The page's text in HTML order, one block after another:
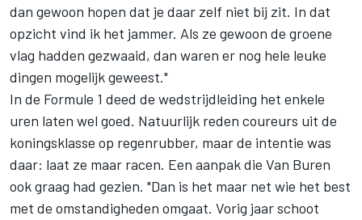
dan gewoon hopen dat je daar zelf niet bij zit. In dat
opzicht vind ik het jammer. Als ze gewoon de groene
vlag hadden gezwaaid, dan waren er nog hele leuke
dingen mogelijk geweest."
In de Formule 1 deed de wedstrijdleiding het enkele
uren laten wel goed. Natuurlijk reden coureurs uit de
koningsklasse op regenrubber, maar de intentie was
daar: laat ze maar racen. Een aanpak die Van Buren
ook graag had gezien. "Dan is het maar net wie het best
met de omstandigheden omgaat. Vorig jaar schoot